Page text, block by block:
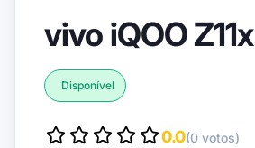
vivo iQOO Z11x
Disponível
0.0(0 votos)